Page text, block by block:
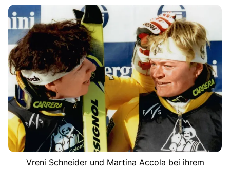
Vreni Schneider und Martina Accola bei ihrem